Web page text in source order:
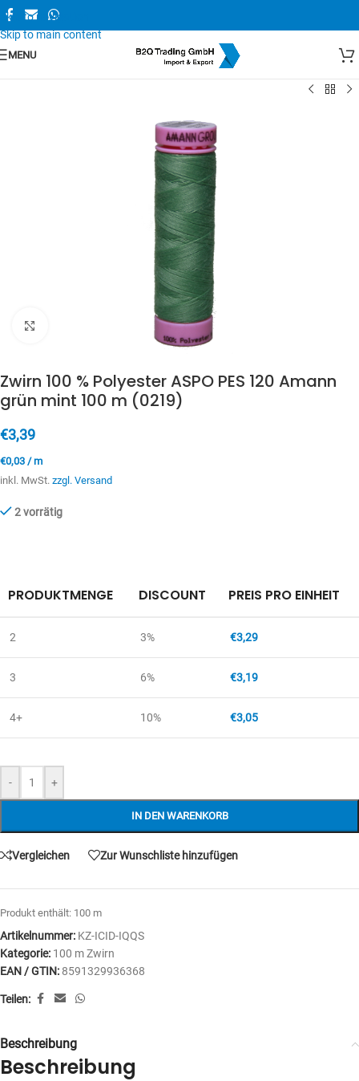
Skip to navigation
Skip to main content
MENU
Zum Vergrößern anklicken
Zwirn 100 % Polyester ASPO PES 120 Amann
grün mint 100 m (0219)
€3,39
€0,03 /m
inkl. MwSt. zzgl. Versand
2 vorrätig
- +
IN DEN WARENKORB
PRODUKTMENGE DISCOUNT PREIS PRO EINHEIT
2 3% €3,29
3 6% €3,19
4+ 10% €3,05
Vergleichen Zur Wunschliste hinzufügen
Produkt enthält: 100 m
Artikelnummer: KZ-ICID-IQQS
Kategorie: 100 m Zwirn
EAN / GTIN: 8591329936368
Teilen:
Beschreibung
Beschreibung